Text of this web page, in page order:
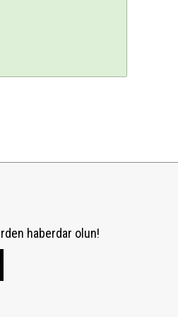
haberdar olun!